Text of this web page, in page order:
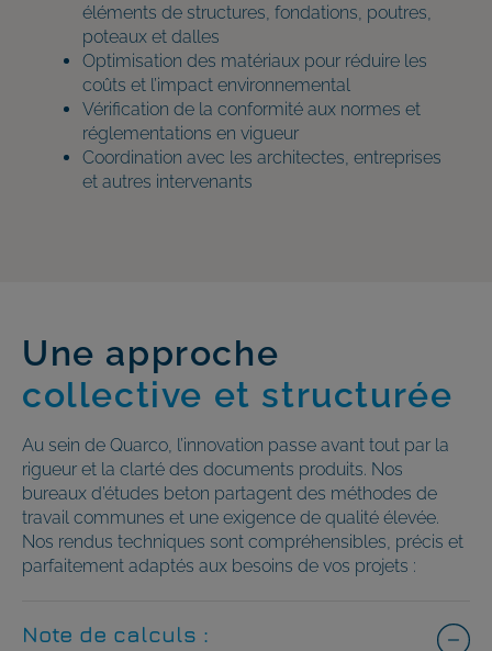
éléments de structures, fondations, poutres,
poteaux et dalles
Optimisation des matériaux pour réduire les
coûts et l’impact environnemental
Vérification de la conformité aux normes et
réglementations en vigueur
Coordination avec les architectes, entreprises
et autres intervenants
Une approche
collective et structurée
Au sein de Quarco, l’innovation passe avant tout par la
rigueur et la clarté des documents produits. Nos
bureaux d’études beton partagent des méthodes de
travail communes et une exigence de qualité élevée.
Nos rendus techniques sont compréhensibles, précis et
parfaitement adaptés aux besoins de vos projets :
Note de calculs :